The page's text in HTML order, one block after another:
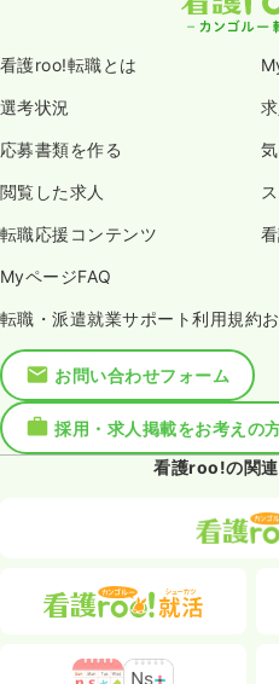
看護roo!転職とは
選考状況
応募書類を作る
閲覧した求人
転職応援コンテンツ
MyページFAQ
転職・派遣就業サポート利用規約
お問い合わせフォーム
採用・求人掲載をお考えの
看護roo!の関